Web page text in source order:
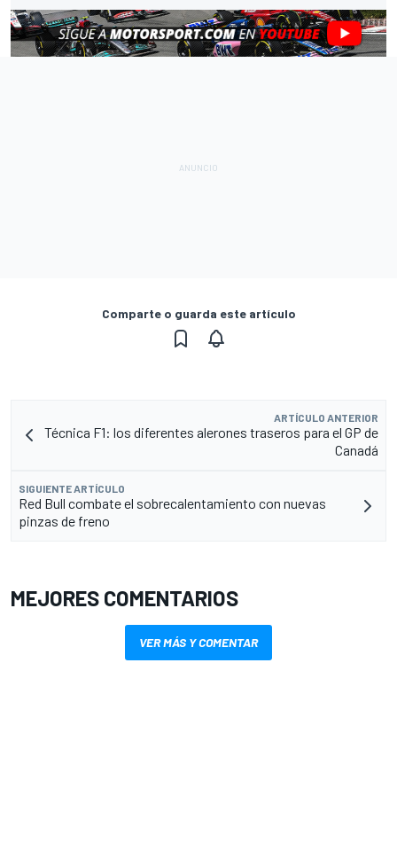
Comparte o guarda este artículo
ARTÍCULO ANTERIOR
Técnica F1: los diferentes alerones traseros para el GP de
Canadá
SIGUIENTE ARTÍCULO
Red Bull combate el sobrecalentamiento con nuevas
pinzas de freno
MEJORES COMENTARIOS
VER MÁS Y COMENTAR